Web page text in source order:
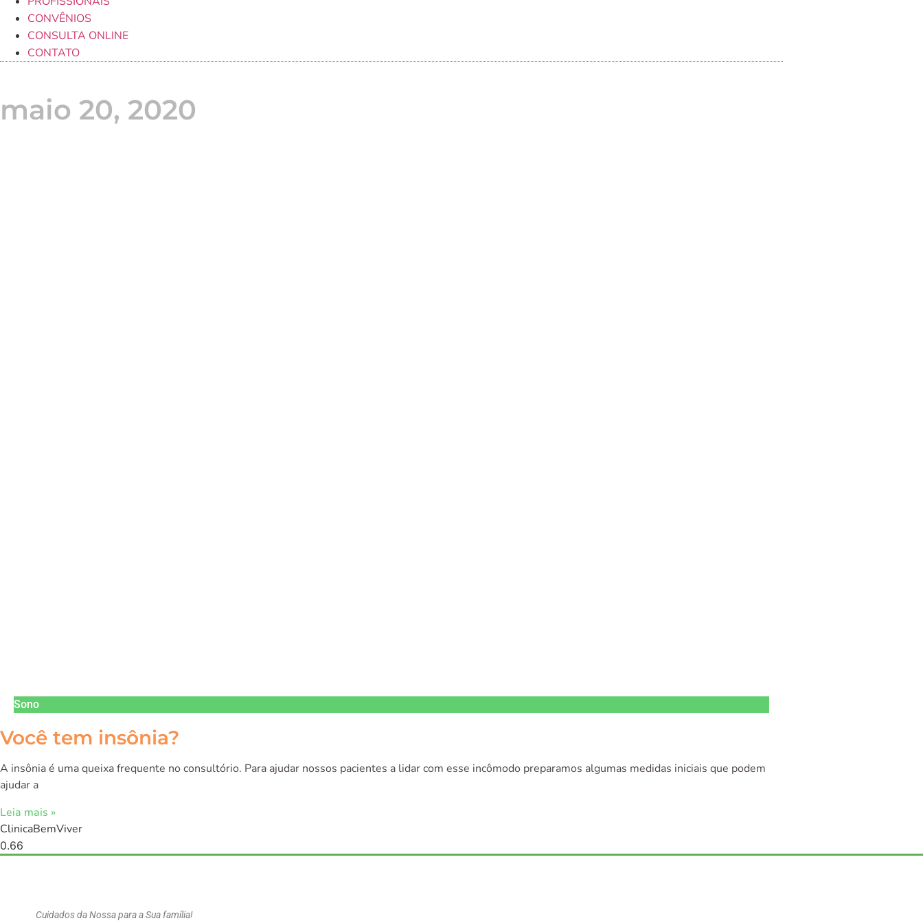
CONVÊNIOS
CONSULTA ONLINE
CONTATO
maio 20, 2020
Sono
Você tem insônia?
A insônia é uma queixa frequente no consultório. Para ajudar nossos pacientes a lidar com esse incômodo preparamos algumas medidas iniciais que podem
ajudar a
Leia mais »
ClinicaBemViver
Cuidados da Nossa para a Sua família!